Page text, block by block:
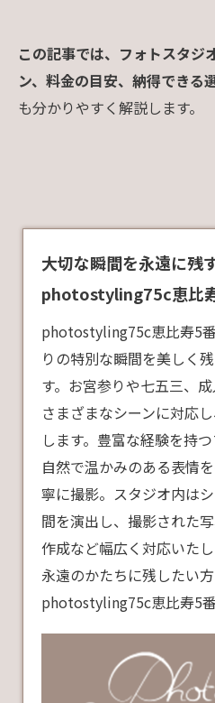
この記事では、フォトスタジ
ン、料金の目安、納得できる
も分かりやすく解説します。
大切な瞬間を永遠に残
photostyling75c恵比
photostyling75c恵比寿5
りの特別な瞬間を美しく
す。お宮参りや七五三、
さまざまなシーンに対応
します。豊富な経験を持
自然で温かみのある表情
寧に撮影。スタジオ内は
間を演出し、撮影された
作成など幅広く対応いた
永遠のかたちに残したい
photostyling75c恵比寿5番